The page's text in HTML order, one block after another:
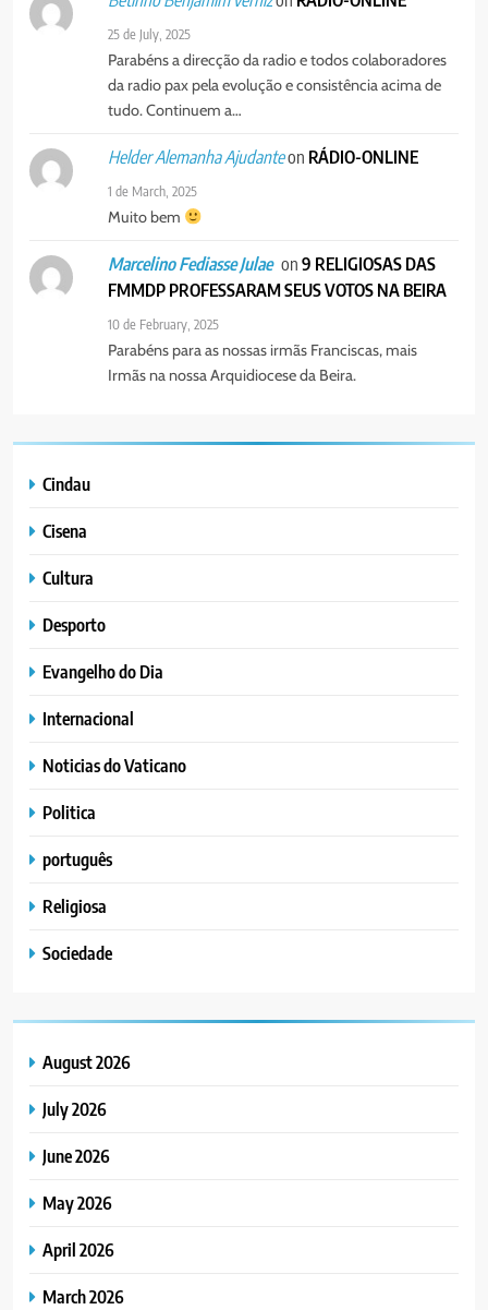
VENDEDORES FOI ACEITE, MAS
SURGIRAM RESISTÊNCIAS PELO
CAMINHO
PORTUGUÊS SOCIEDADE
PAX NOTICIAS EDIÇÃO 28 DE
JUNHO DE 2026
PORTUGUÊS
25 de July, 2025
Parabéns a direcção da radio e todos colaboradores
da radio pax pela evolução e consistência acima de
tudo. Continuem a…
Helder Alemanha Ajudanteon RÁDIO-ONLINE
1 de March, 2025
Muito bem
Marcelino Fediasse Julae on9 RELIGIOSAS DAS
FMMDP PROFESSARAM SEUS VOTOS NA BEIRA
10 de February, 2025
Parabéns para as nossas irmãs Franciscas, mais
Irmãs na nossa Arquidiocese da Beira.
Cindau
Cisena
Cultura
Desporto
Evangelho do Dia
Internacional
Noticias do Vaticano
Politica
português
Religiosa
Sociedade
August 2026
July 2026
June 2026
May 2026
April 2026
March 2026